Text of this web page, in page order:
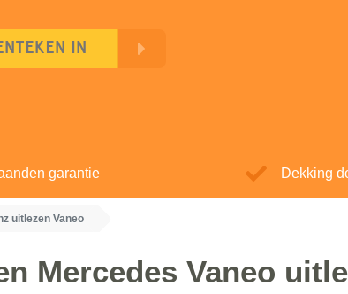
garantie Dekking
uitlezen Vaneo
Mercedes Vaneo